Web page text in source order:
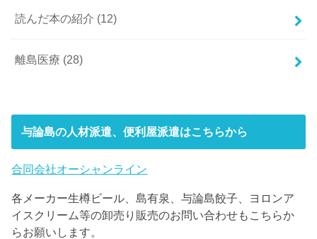
読んだ本の紹介 (12)
離島医療 (28)
与論島の人材派遣、便利屋派遣はこちらから
合同会社オーシャンライン
各メーカー生樽ビール、島有泉、与論島餃子、ヨロンア
イスクリーム等の卸売り販売のお問い合わせもこちらか
らお願いします。